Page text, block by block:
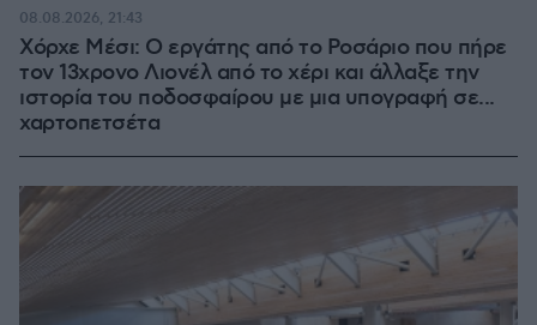
Χόρχε Μέσι: Ο εργάτης από το Ροσάριο που πήρε
τον 13χρονο Λιονέλ από το χέρι και άλλαξε την
ιστορία του ποδοσφαίρου με μια υπογραφή σε...
χαρτοπετσέτα
08.08.2026, 21:43